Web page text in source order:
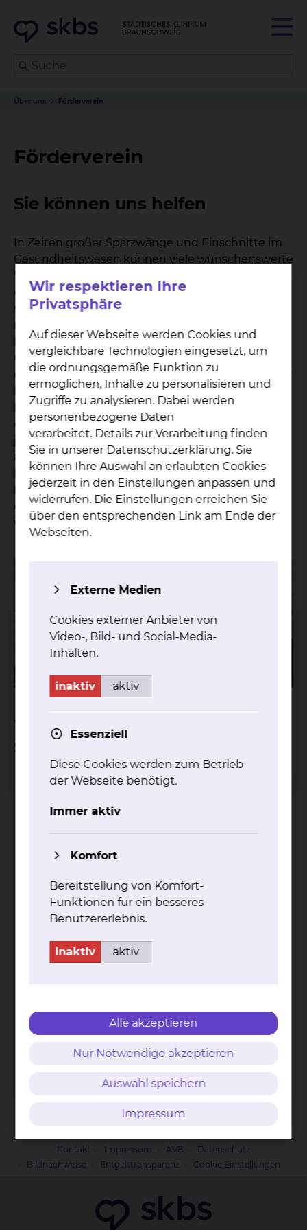
Über uns Förderverein
Förderverein
Sie können uns helfen
In Zeiten großer Sparzwänge und Einschnitte im
Gesundheitswesen können viele wünschenswerte
Verbesserungen für Patientenversorgung oder
eine freundlichere Umgebung im Krankenhaus
seltener und nicht immer erhofften Umfang
Förderer des Städtischen Klinikums e.V.
unbürokratisch zu helfen. Um diese Ziele zu
erreichen sind wir auf die Spendenbereitschaft der
Bürger und dankbarer Patienten aus
Braunschweig und dem weiten Einzugsgebiet
des Klinikums angewiesen. Wir sind dankbar für
jede Spende, die Sie zweckgerichtet oder
allgemein leisten. Alle Klinikbereiche benötigen
Ihre Hilfe. Selbstverständlich werden Spenden, die
für einen bestimmten Zweck oder Bereich
gespendet werden, auch zweckentsprechend
verwendet.
Wir freuen uns über Ihre
Spende
Klinikums Braunschweig e. V.
Jasperallee 9, 38102 Braunschweig
Spendenkonto
IBAN:
DE86300606010003387402
DAAEDEDDXXX
Kontakt Impressum AVB
Datenschutz
Bildnachweise
Entgelttransparenz Cookie Einstellungen
Wir respektieren Ihre
Privatsphäre
Auf dieser Webseite werden Cookies und
vergleichbare Technologien eingesetzt, um
die ordnungsgemäße Funktion zu
ermöglichen, Inhalte zu personalisieren und
Zugriffe zu analysieren. Dabei werden
personenbezogene Daten
verarbeitet. Details zur Verarbeitung finden
Sie in unserer Datenschutzerklärung. Sie
können Ihre Auswahl an erlaubten Cookies
jederzeit in den Einstellungen anpassen und
widerrufen. Die Einstellungen erreichen Sie
über den entsprechenden Link am Ende der
Webseiten.
Externe Medien
Cookies externer Anbieter von
Video-, Bild- und Social-Media-
Inhalten.
inaktiv aktiv
Essenziell
Diese Cookies werden zum Betrieb
der Webseite benötigt.
Immer aktiv
Komfort
Bereitstellung von Komfort-
Funktionen für ein besseres
Benutzererlebnis.
inaktiv aktiv
Alle akzeptieren
Nur Notwendige akzeptieren
Auswahl speichern
Impressum